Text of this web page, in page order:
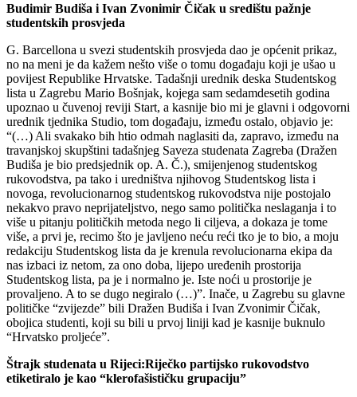
Budimir Budiša i Ivan Zvonimir Čičak u središtu pažnje
studentskih prosvjeda
G. Barcellona u svezi studentskih prosvjeda dao je općenit prikaz,
no na meni je da kažem nešto više o tomu događaju koji je ušao u
povijest Republike Hrvatske. Tadašnji urednik deska Studentskog
lista u Zagrebu Mario Bošnjak, kojega sam sedamdesetih godina
upoznao u čuvenoj reviji Start, a kasnije bio mi je glavni i odgovorni
urednik tjednika Studio, tom događaju, između ostalo, objavio je:
“(…) Ali svakako bih htio odmah naglasiti da, zapravo, između na
travanjskoj skupštini tadašnjeg Saveza studenata Zagreba (Dražen
Budiša je bio predsjednik op. A. Č.), smijenjenog studentskog
rukovodstva, pa tako i uredništva njihovog Studentskog lista i
novoga, revolucionarnog studentskog rukovodstva nije postojalo
nekakvo pravo neprijateljstvo, nego samo politička neslaganja i to
više u pitanju političkih metoda nego li ciljeva, a dokaza je tome
više, a prvi je, recimo što je javljeno neću reći tko je to bio, a moju
redakciju Studentskog lista da je krenula revolucionarna ekipa da
nas izbaci iz netom, za ono doba, lijepo uređenih prostorija
Studentskog lista, pa je i normalno je. Iste noći u prostorije je
provaljeno. A to se dugo negiralo (…)”. Inače, u Zagrebu su glavne
političke “zvijezde” bili Dražen Budiša i Ivan Zvonimir Čičak,
obojica studenti, koji su bili u prvoj liniji kad je kasnije buknulo
“Hrvatsko proljeće”.
Štrajk studenata u Rijeci:Riječko partijsko rukovodstvo
etiketiralo je kao “klerofašističku grupaciju”